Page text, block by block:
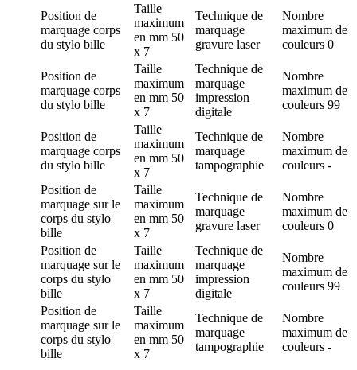
Position de
marquage corps
du stylo bille
Taille
maximum
en mm 50
x 7
Technique de
marquage
gravure laser
Nombre
maximum de
couleurs 0
Position de
marquage corps
du stylo bille
Taille
maximum
en mm 50
x 7
Technique de
marquage
impression
digitale
Nombre
maximum de
couleurs 99
Position de
marquage corps
du stylo bille
Taille
maximum
en mm 50
x 7
Technique de
marquage
tampographie
Nombre
maximum de
couleurs -
Position de
marquage sur le
corps du stylo
bille
Taille
maximum
en mm 50
x 7
Technique de
marquage
gravure laser
Nombre
maximum de
couleurs 0
Position de
marquage sur le
corps du stylo
bille
Taille
maximum
en mm 50
x 7
Technique de
marquage
impression
digitale
Nombre
maximum de
couleurs 99
Position de
marquage sur le
corps du stylo
bille
Taille
maximum
en mm 50
x 7
Technique de
marquage
tampographie
Nombre
maximum de
couleurs -